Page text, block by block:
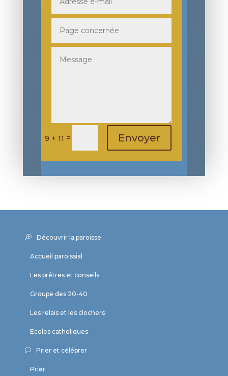
9 + 11 = Envoyer
Découvrir la paroisse
Accueil paroissial
Les prêtres et conseils
Groupe des 20-40
Les relais et les clochers
Ecoles catholiques
Prier et célébrer
Prier